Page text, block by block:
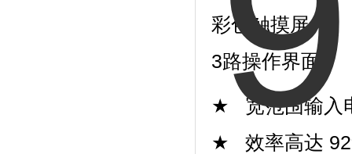
彩色触摸屏
3路操作界面
★
宽范围输入
★
效率高达